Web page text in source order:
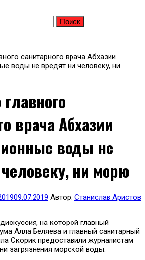
санитарного врача Абхазии
воды не вредят ни человеку, ни
врача Абхазии
воды не
ни морю
09.07.2019 Автор: Станислав Аристов
на которой главный
Алла Беляева и главный санитарный
Скорик предоставили журналистам
загрязнения морской воды.